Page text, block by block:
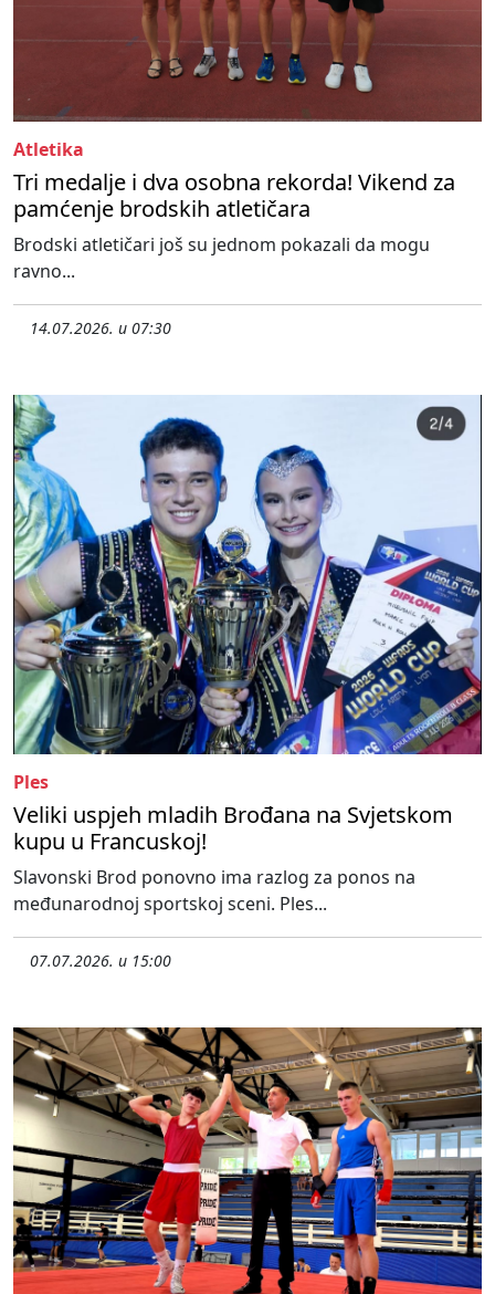
Atletika
Tri medalje i dva osobna rekorda! Vikend za
pamćenje brodskih atletičara
Brodski atletičari još su jednom pokazali da mogu
ravno...
14.07.2026. u 07:30
Ples
Veliki uspjeh mladih Brođana na Svjetskom
kupu u Francuskoj!
Slavonski Brod ponovno ima razlog za ponos na
međunarodnoj sportskoj sceni. Ples...
07.07.2026. u 15:00